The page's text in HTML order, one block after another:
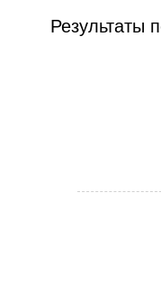
Результаты